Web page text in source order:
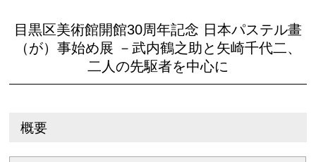
目黒区美術館開館30周年記念 日本パステル畫
（が）事始め展 －武内鶴之助と矢崎千代二、
二人の先駆者を中心に
概要